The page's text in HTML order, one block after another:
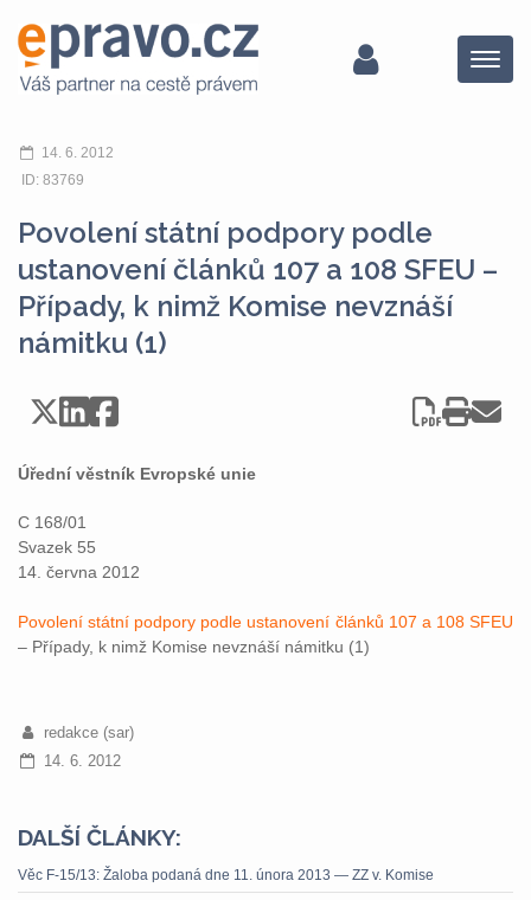
Menu
14. 6. 2012
ID: 83769
Povolení státní podpory podle
ustanovení článků 107 a 108 SFEU –
Případy, k nimž Komise nevznáší
námitku (1)
Úřední věstník Evropské unie
C 168/01
Svazek 55
14. června 2012
Povolení státní podpory podle ustanovení článků 107 a 108 SFEU
– Případy, k nimž Komise nevznáší námitku (1)
redakce (sar)
14. 6. 2012
DALŠÍ ČLÁNKY:
Věc F-15/13: Žaloba podaná dne 11. února 2013 — ZZ v. Komise